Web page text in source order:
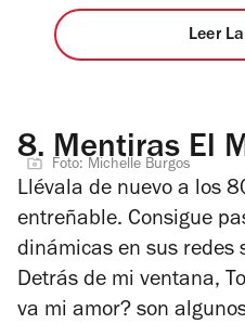
Leer
8. Mentiras El
Foto: Michelle Burgos
Llévala de nuevo a los
entreñable. Consigue
dinámicas en sus redes
Detrás de mi ventana,
va mi amor? son